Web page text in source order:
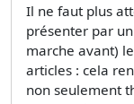
Il ne faut plus
présenter par
marche avant)
articles : cela
non seulement